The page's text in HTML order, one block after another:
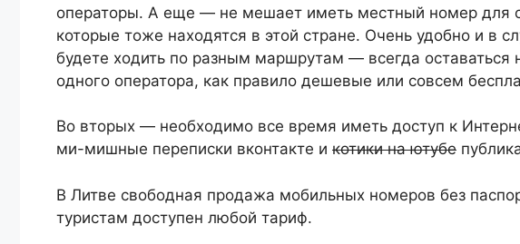
операторы. А еще — не мешает иметь местный номер для
которые тоже находятся в этой стране. Очень удобно и в
будете ходить по разным маршрутам — всегда оставаться
одного оператора, как правило дешевые или совсем
Во вторых — необходимо все время иметь доступ к
ми-мишные переписки вконтакте и котики на ютубе
В Литве свободная продажа мобильных номеров без
туристам доступен любой тариф.